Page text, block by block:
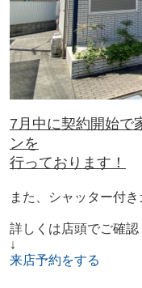
7月中に契約開始で
ンを
行っております！
また、シャッター付
詳しくは店頭でご確認
↓
来店予約をする